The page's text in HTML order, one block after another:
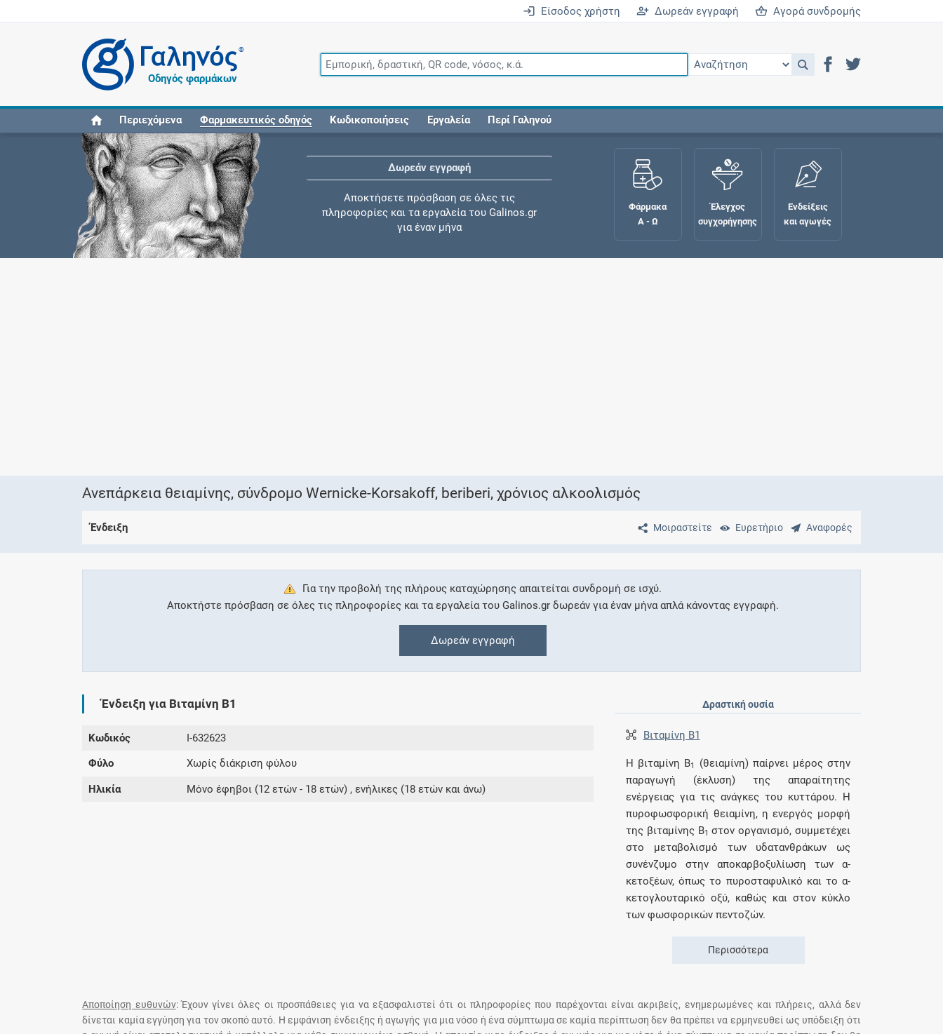
Είσοδος χρήστη Δωρεάν εγγραφή Αγορά συνδρομής
®
Οδηγός φαρμάκων
Περιεχόμενα Φαρμακευτικός οδηγός Κωδικοποιήσεις Εργαλεία Περί Γαληνού
Δωρεάν εγγραφή
Αποκτήσετε πρόσβαση σε όλες τις
πληροφορίες και τα εργαλεία του Galinos.gr
για έναν μήνα
ενός φαρμάκου κατά τη διάρκεια της
εγκυμοσύνης ή του θηλασμού
Συνδρομές
Φάρμακα
Α - Ω
Έλεγχος
συγχορήγησης
Ενδείξεις
και αγωγές
Ανεπάρκεια θειαμίνης, σύνδρομο Wernicke-Korsakoff, beriberi, χρόνιος αλκοολισμός
Μοιραστείτε Ευρετήριο Αναφορές
Ένδειξη
Για την προβολή της πλήρους καταχώρησης απαιτείται συνδρομή σε ισχύ.
Αποκτήστε πρόσβαση σε όλες τις πληροφορίες και τα εργαλεία του Galinos.gr δωρεάν για έναν μήνα απλά κάνοντας εγγραφή.
Δωρεάν εγγραφή
Ένδειξη για Βιταμίνη Β1
Κωδικός I-632623
Φύλο Χωρίς διάκριση φύλου
Ηλικία Μόνο έφηβοι (12 ετών - 18 ετών) , ενήλικες (18 ετών και άνω)
Δραστική ουσία
Βιταμίνη Β1
Η βιταμίνη Β1
(θειαμίνη) παίρνει μέρος στην
παραγωγή (έκλυση) της απαραίτητης
ενέργειας για τις ανάγκες του κυττάρου. Η
πυροφωσφορική θειαμίνη, η ενεργός μορφή
της βιταμίνης Β1 στον οργανισμό, συμμετέχει
στο μεταβολισμό των υδατανθράκων ως
συνένζυμο στην αποκαρβοξυλίωση των α-
κετοξέων, όπως το πυροσταφυλικό και το α-
κετογλουταρικό οξύ, καθώς και στον κύκλο
των φωσφορικών πεντοζών.
Περισσότερα
Αποποίηση ευθυνών: Έχουν γίνει όλες οι προσπάθειες για να εξασφαλιστεί ότι οι πληροφορίες που παρέχονται είναι ακριβείς, ενημερωμένες και πλήρεις, αλλά δεν
δίνεται καμία εγγύηση για τον σκοπό αυτό. Η εμφάνιση ένδειξης ή αγωγής για μια νόσο ή ένα σύμπτωμα σε καμία περίπτωση δεν θα πρέπει να ερμηνευθεί ως υπόδειξη ότι